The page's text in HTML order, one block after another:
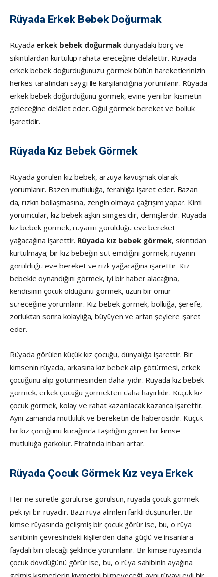
Rüyada Erkek Bebek Doğurmak
Rüyada erkek bebek doğurmak dünyadaki borç ve
sıkıntılardan kurtulup rahata ereceğine delalettir. Rüyada
erkek bebek doğurduğunuzu görmek bütün hareketlerinizin
herkes tarafından saygı ile karşılandığına yorumlanır. Rüyada
erkek bebek doğurduğunu görmek, evine yeni bir kısmetin
geleceğine delâlet eder. Oğul görmek bereket ve bolluk
işaretidir.
Rüyada Kız Bebek Görmek
Rüyada görülen kız bebek, arzuya kavuşmak olarak
yorumlanır. Bazen mutluluğa, ferahlığa işaret eder. Bazan
da, rızkın bollaşmasına, zen­gin olmaya çağrışım yapar. Kimi
yorumcular, kız bebek aşkın simgesidir, de­mişlerdir. Rüyada
kız bebek görmek, rüyanın görüldüğü eve bereket
yağacağına işarettir. Rüyada kız bebek görmek, sıkıntıdan
kurtulmaya; bir kız bebeğin süt emdiğini görmek, rüyanın
görüldüğü eve bereket ve rızk yağacağına işarettir. Kız
bebekle oynandığını görmek, iyi bir haber alacağına,
kendisinin çocuk olduğunu görmek, uzun bir ömür
süreceğine yorumlanır. Kız bebek görmek, bolluğa, şerefe,
zorluktan sonra kolaylığa, büyüyen ve artan şeylere işaret
eder.
Rüyada görülen küçük kız çocuğu, dünyalığa işarettir. Bir
kimsenin rüyada, arkasına kız bebek alıp götürmesi, erkek
çocuğunu alıp götürmesinden daha iyidir. Rüyada kız bebek
görmek, erkek çocuğu görmekten daha hayırlıdır. Küçük kız
çocuk görmek, kolay ve rahat kazanılacak kazanca işarettir.
Aynı zamanda mutluluk ve bereketin de habercisidir. Küçük
bir kız çocuğunu kucağında taşıdığını gören bir kimse
mutluluğa garkolur. Etrafında itibarı artar.
Rüyada Çocuk Görmek Kız veya Erkek
Her ne suretle görülürse görülsün, rüyada çocuk görmek
pek iyi bir rüyadır. Bazı rüya alimleri farklı düşünürler. Bir
kimse rüyasında gelişmiş bir çocuk görür ise, bu, o rüya
sahibinin çevresindeki kişilerden daha güçlü ve insanlara
faydalı biri olacağı şeklinde yorumlanır. Bir kimse rüyasında
çocuk dövdüğünü görür ise, bu, o rüya sahibinin ayağına
gelmiş kısmetlerin kıymetini bilmeyeceği; aynı rüyayı evli bir